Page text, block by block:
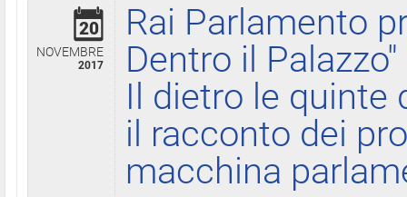
20
NOVEMBRE
2017
Rai Parlamento
Dentro il Palazzo"
Il dietro le quinte
il racconto dei
macchina